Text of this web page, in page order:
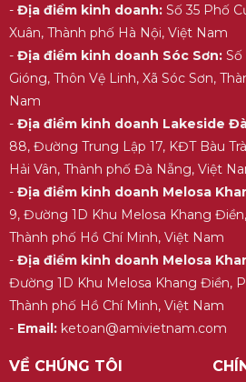
- Địa điểm kinh doanh:Số 35 Phố
Xuân, Thành phố Hà Nội, Việt Nam
- Địa điểm kinh doanh Sóc Sơn:Số
Gióng, Thôn Vệ Linh, Xã Sóc Sơn,
Nam
- Địa điểm kinh doanh Lakeside
88, Đường Trung Lập 17, KĐT Bàu
Hải Vân, Thành phố Đà Nẵng, Việt
- Địa điểm kinh doanh Melosa
9, Đường 1D Khu Melosa Khang
Thành phố Hồ Chí Minh, Việt Nam
- Địa điểm kinh doanh Melosa
Đường 1D Khu Melosa Khang Điền,
Thành phố Hồ Chí Minh, Việt Nam
- Email:ketoan@amivietnam.com
VỀ CHÚNG TÔI